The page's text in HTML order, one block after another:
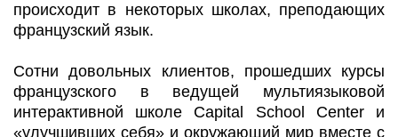
происходит в некоторых школах, преподающих
французский язык.
Сотни довольных клиентов, прошедших курсы
французского в ведущей мультиязыковой
интерактивной школе Capital School Center и
«улучшивших себя» и окружающий мир вместе с